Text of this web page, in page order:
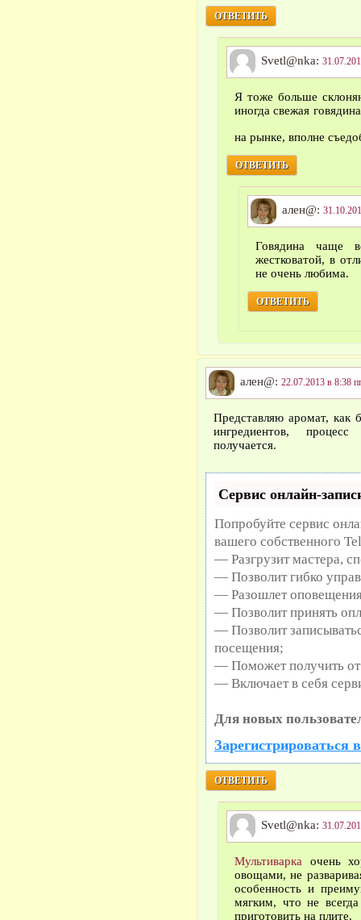
ОТВЕТИТЬ
Svetl@nka:
Я тоже больше
иногда свежая
на рынке, вполне
ОТВЕТИТЬ
ален@:
Говядина чаще
жестковатой, в
не очень любима.
ОТВЕТИТЬ
ален@: 22.07.2013 в 8:38
Представляю аромат, как
ингредиентов,
получается.
Сервис онлайн-
Попробуйте сервис
вашего собственного
— Разгрузит мастера,
— Позволит гибко
— Разошлет
— Позволит принять
— Позволит
посещения;
— Поможет получить от
— Включает в себя
Для новых
Зарегистрироваться
ОТВЕТИТЬ
Svetl@nka:
Мультиварка очень
овощами, не
особенность и
мягким, что не
приготовить на плите.